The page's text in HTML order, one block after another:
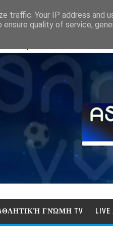
ΓΝΏΜΗ TV
traffic. Your IP address and
quality of service,